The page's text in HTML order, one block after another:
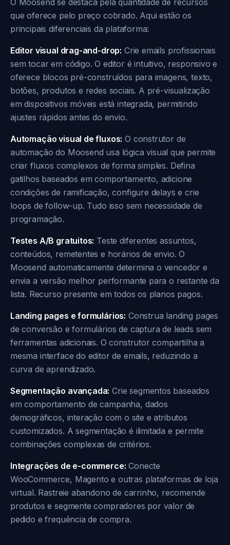
O Moosend se destaca pela quantidade de recursos
que oferece pelo preço cobrado. Aqui estão os
principais diferenciais da plataforma:
Editor visual drag-and-drop: Crie emails profissionais
sem tocar em código. O editor é intuitivo, responsivo e
oferece blocos pré-construídos para imagens, texto,
botões, produtos e redes sociais. A pré-visualização
em dispositivos móveis está integrada, permitindo
ajustes rápidos antes do envio.
Automação visual de fluxos: O construtor de
automação do Moosend usa lógica visual que permite
criar fluxos complexos de forma simples. Defina
gatilhos baseados em comportamento, adicione
condições de ramificação, configure delays e crie
loops de follow-up. Tudo isso sem necessidade de
programação.
Testes A/B gratuitos: Teste diferentes assuntos,
conteúdos, remetentes e horários de envio. O
Moosend automaticamente determina o vencedor e
envia a versão melhor performante para o restante da
lista. Recurso presente em todos os planos pagos.
Landing pages e formulários: Construa landing pages
de conversão e formulários de captura de leads sem
ferramentas adicionais. O construtor compartilha a
mesma interface do editor de emails, reduzindo a
curva de aprendizado.
Segmentação avançada: Crie segmentos baseados
em comportamento de campanha, dados
demográficos, interação com o site e atributos
customizados. A segmentação é ilimitada e permite
combinações complexas de critérios.
Integrações de e-commerce: Conecte
WooCommerce, Magento e outras plataformas de loja
virtual. Rastreie abandono de carrinho, recomende
produtos e segmente compradores por valor de
pedido e frequência de compra.